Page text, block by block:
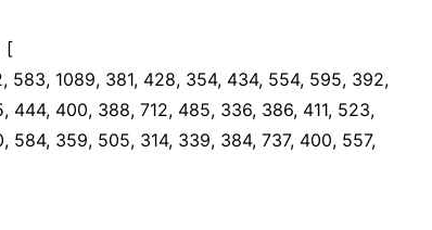
[
583, 1089, 381, 428, 354, 434, 554, 595, 392,
444, 400, 388, 712, 485, 336, 386, 411, 523,
584, 359, 505, 314, 339, 384, 737, 400, 557,